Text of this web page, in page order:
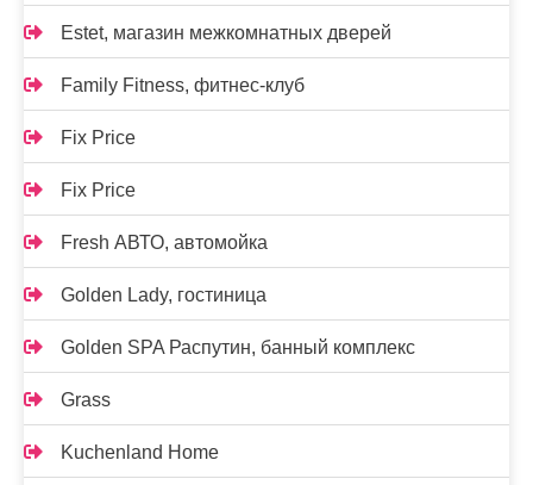
Estet, магазин межкомнатных дверей
Family Fitness, фитнес-клуб
Fix Price
Fix Price
Fresh АВТО, автомойка
Golden Lady, гостиница
Golden SPA Распутин, банный комплекс
Grass
Kuchenland Home